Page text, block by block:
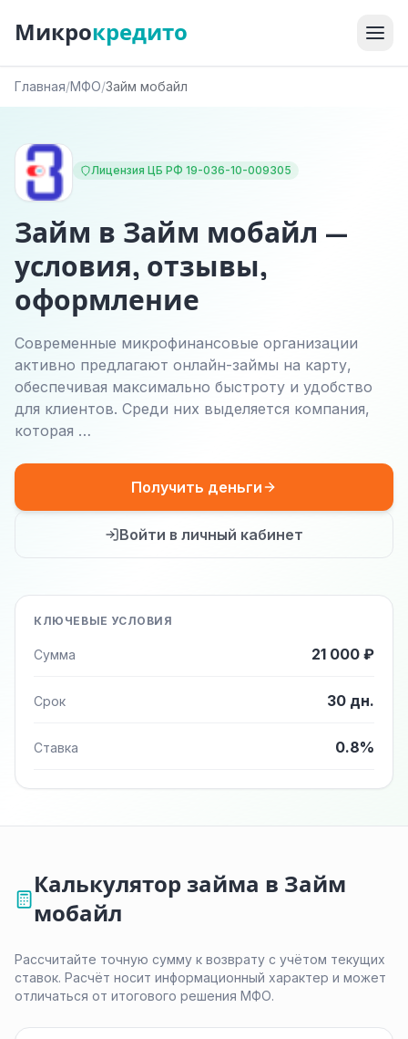
Микрокредито
Главная/МФО/Займ мобайл
Лицензия ЦБ РФ 19-036-10-009305
Займ в Займ мобайл —
условия, отзывы,
оформление
Современные микрофинансовые организации
активно предлагают онлайн-займы на карту,
обеспечивая максимально быстроту и удобство
для клиентов. Среди них выделяется компания,
которая …
Получить деньги
Войти в личный кабинет
КЛЮЧЕВЫЕ УСЛОВИЯ
Сумма 21 000 ₽
Срок 30 дн.
Ставка 0.8%
Калькулятор займа в Займ
мобайл
Рассчитайте точную сумму к возврату с учётом текущих
ставок. Расчёт носит информационный характер и может
отличаться от итогового решения МФО.